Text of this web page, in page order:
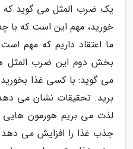
یک ضرب المثل می گوید
خورید، مهم این است که با
ما اعتقاد داریم که مهم
بخش دوم این ضرب المثل هم
می گوید: با کسی غذا
برید. تحقیقات نشان می
لذت می بریم هورمون هایی
جذب غذا را افزایش می